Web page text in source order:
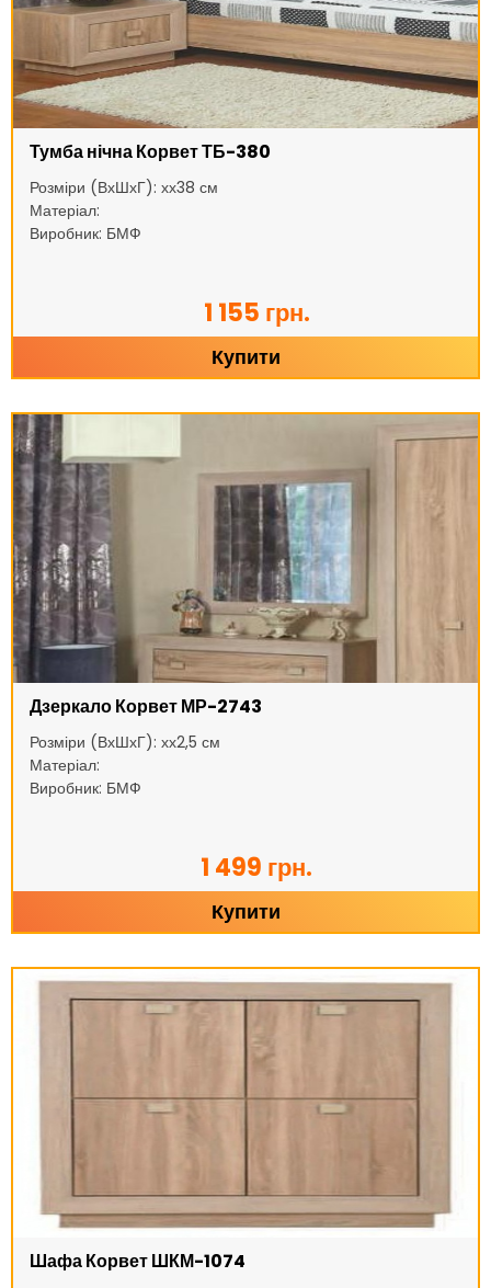
Тумба нічна Корвет ТБ-380
Розміри (ВхШхГ): хх38 см
Матеріал:
Виробник: БМФ
1 155 грн.
Купити
Дзеркало Корвет МР-2743
Розміри (ВхШхГ): хх2,5 см
Матеріал:
Виробник: БМФ
1 499 грн.
Купити
Шафа Корвет ШКМ-1074